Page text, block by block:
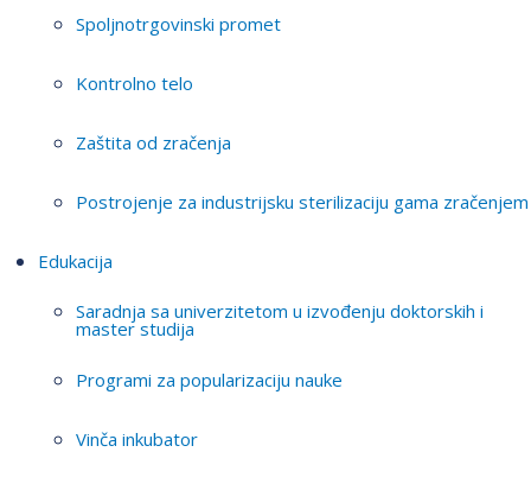
Spoljnotrgovinski promet
Kontrolno telo
Zaštita od zračenja
Postrojenje za industrijsku sterilizaciju gama zračenjem
Edukacija
Saradnja sa univerzitetom u izvođenju doktorskih i
master studija
Programi za popularizaciju nauke
Vinča inkubator